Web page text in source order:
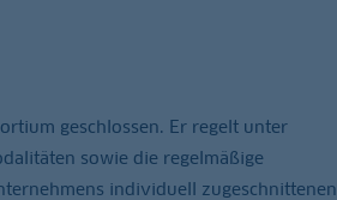
geschlossen. Er regelt unter
sowie die regelmäßige
individuell zugeschnittenen